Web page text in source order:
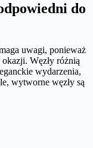
do
uwagi, ponieważ
Węzły różnią
wydarzenia,
wytworne węzły są